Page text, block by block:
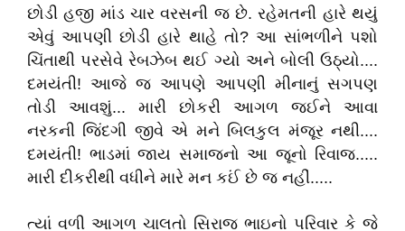
છોડી હજી માંડ ચાર વરસની જ છે. રહેમતની હારે થયું
એવું આપણી છોડી હારે થાહે તો? આ સાંભળીને પશો
ચિંતાથી પરસેવે રેબઝેબ થઈ ગ્યો અને બોલી ઉઠ્યો....
દમયંતી! આજે જ આપણે આપણી મીનાનું સગપણ
તોડી આવશું... મારી છોકરી આગળ જઈને આવા
નરકની જિંદગી જીવે એ મને બિલકુલ મંજૂર નથી....
દમયંતી! ભાડમાં જાય સમાજનો આ જૂનો રિવાજ.....
મારી દીકરીથી વધીને મારે મન કઈં છે જ નહીં.....
ત્યાં વળી આગળ ચાલતો સિરાજ ભાઇનો પરિવાર કે જે